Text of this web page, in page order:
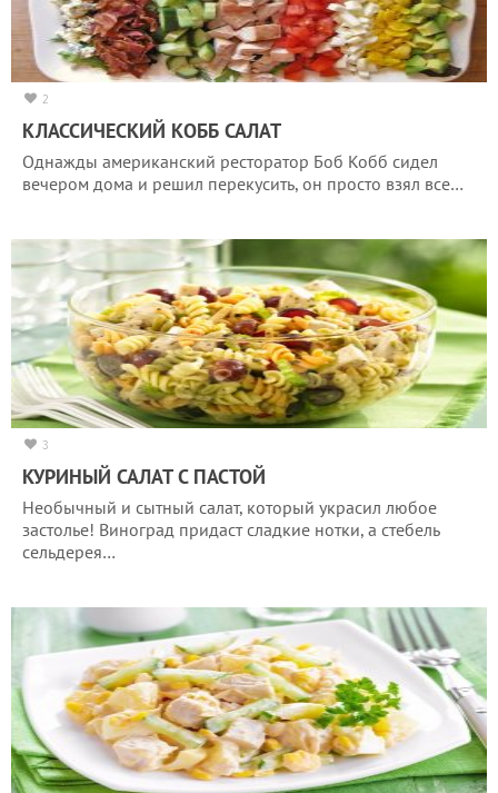
2
КЛАССИЧЕСКИЙ КОББ САЛАТ
Однажды американский ресторатор Боб Кобб сидел
вечером дома и решил перекусить, он просто взял все…
3
КУРИНЫЙ САЛАТ С ПАСТОЙ
Необычный и сытный салат, который украсил любое
застолье! Виноград придаст сладкие нотки, а стебель
сельдерея…